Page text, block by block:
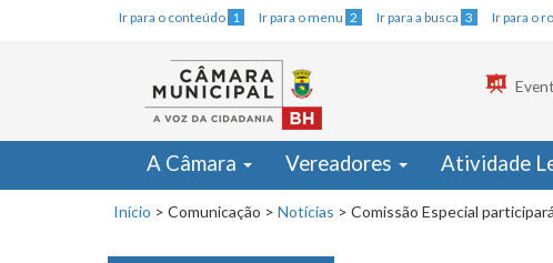
Ir para o conteúdo 1 Ir para o menu 2 Ir para a busca 3 Ir para o
A Câmara Vereadores Atividade
Início > Comunicação > Notícias > Comissão Especial